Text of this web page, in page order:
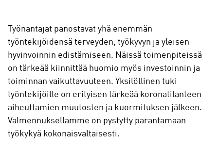
Työnantajat panostavat yhä enemmän
työntekijöidensä terveyden, työkyvyn ja yleisen
hyvinvoinnin edistämiseen. Näissä toimenpiteissä
on tärkeää kiinnittää huomio myös investoinnin ja
toiminnan vaikuttavuuteen. Yksilöllinen tuki
työntekijöille on erityisen tärkeää koronatilanteen
aiheuttamien muutosten ja kuormituksen jälkeen.
Valmennuksellamme on pystytty parantamaan
työkykyä kokonaisvaltaisesti.